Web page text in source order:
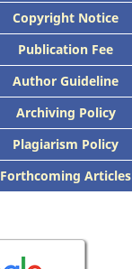
Copyright Notice
Publication Fee
Author Guideline
Archiving Policy
Plagiarism Policy
Forthcoming Articles